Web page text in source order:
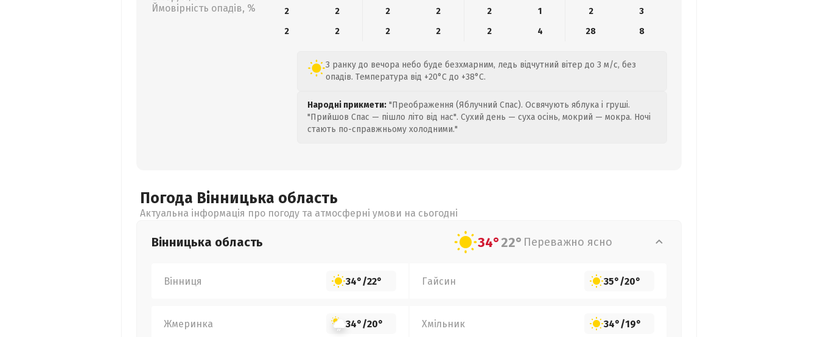
Ймовірність опадів, %
2
2 2 2 2 1 2
3
2
2 2 2 2 4 28 8
З ранку до вечора небо буде безхмарним, ледь відчутний вітер до 3 м/с, без
опадів. Температура від +20°C до +38°C.
Народні прикмети: "Преображення (Яблучний Спас). Освячують яблука і груші.
"Прийшов Спас — пішло літо від нас". Сухий день — суха осінь, мокрий — мокра. Ночі
стають по-справжньому холодними."
Погода Вінницька область
Актуальна інформація про погоду та атмосферні умови на сьогодні
Вінницька область 34°22° Переважно ясно
Вінниця 34°/22° Гайсин 35°/20°
Жмеринка 34°/20° Хмільник 34°/19°